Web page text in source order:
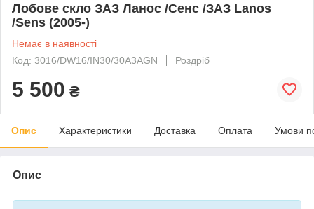
Лобове скло ЗАЗ Ланос /Сенс /ЗАЗ Lanos
/Sens (2005-)
Немає в наявності
Код: 3016/DW16/IN30/30A3AGN
Роздріб
5 500 ₴
Опис Характеристики Доставка Оплата Умови
Опис